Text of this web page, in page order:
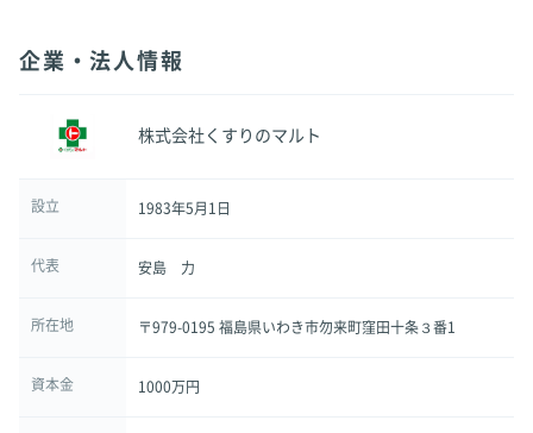
企業・法人情報
株式会社くすりのマルト
設立 1983年5月1日
代表 安島 力
所在地 〒979-0195 福島県いわき市勿来町窪田十条３番1
資本金 1000万円